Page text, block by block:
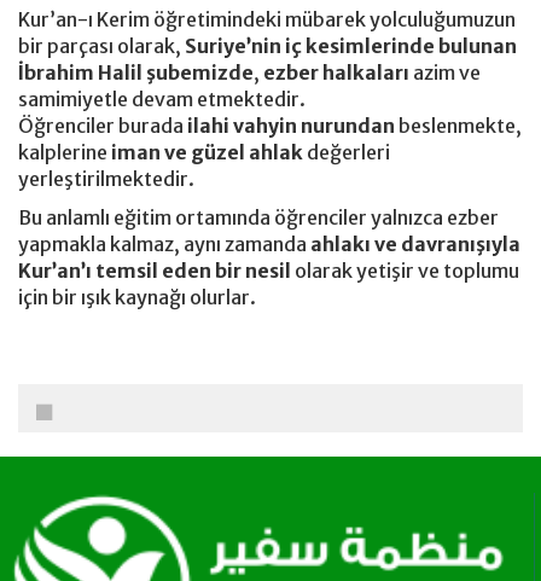
Kur’an-ı Kerim öğretimindeki mübarek yolculuğumuzun
bir parçası olarak, Suriye’nin iç kesimlerinde bulunan
İbrahim Halil şubemizde, ezber halkaları azim ve
samimiyetle devam etmektedir.
Öğrenciler burada ilahi vahyin nurundan beslenmekte,
kalplerine iman ve güzel ahlak değerleri
yerleştirilmektedir.
Bu anlamlı eğitim ortamında öğrenciler yalnızca ezber
yapmakla kalmaz, aynı zamanda ahlakı ve davranışıyla
Kur’an’ı temsil eden bir nesil olarak yetişir ve toplumu
için bir ışık kaynağı olurlar.